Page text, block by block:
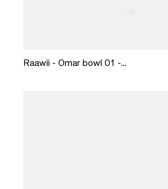
Raawii - Omar bowl 01 -...